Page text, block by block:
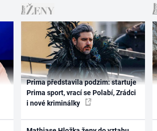
Prima představila podzim: startuje
Prima sport, vrací se Polabí, Zrádci
i nové kriminálky